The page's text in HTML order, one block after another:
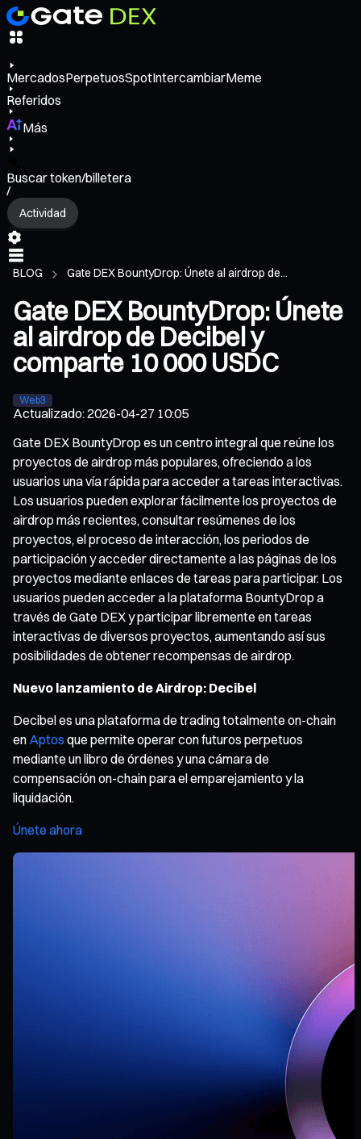
MercadosPerpetuosSpotIntercambiarMeme
Referidos
Más
Buscar token/billetera
/
Actividad
BLOG Gate DEX BountyDrop: Únete al airdrop de...
Gate DEX BountyDrop: Únete
al airdrop de Decibel y
comparte 10 000 USDC
Web3
Actualizado:2026-04-27 10:05
Gate DEX BountyDrop es un centro integral que reúne los
proyectos de airdrop más populares, ofreciendo a los
usuarios una vía rápida para acceder a tareas interactivas.
Los usuarios pueden explorar fácilmente los proyectos de
airdrop más recientes, consultar resúmenes de los
proyectos, el proceso de interacción, los periodos de
participación y acceder directamente a las páginas de los
proyectos mediante enlaces de tareas para participar. Los
usuarios pueden acceder a la plataforma BountyDrop a
través de Gate DEX y participar libremente en tareas
interactivas de diversos proyectos, aumentando así sus
posibilidades de obtener recompensas de airdrop.
Nuevo lanzamiento de Airdrop: Decibel
Decibel es una plataforma de trading totalmente on-chain
en Aptos que permite operar con futuros perpetuos
mediante un libro de órdenes y una cámara de
compensación on-chain para el emparejamiento y la
liquidación.
Únete ahora